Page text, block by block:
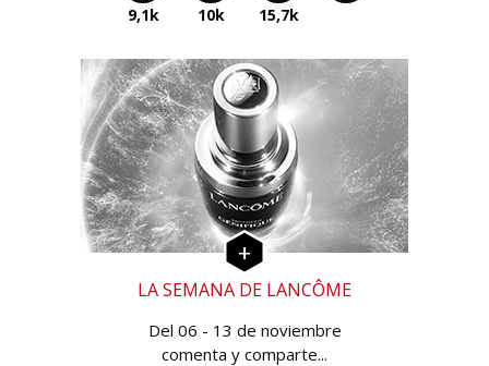
9,1k 10k 15,7k
LA SEMANA DE LANCÔME
Del 06 - 13 de noviembre
comenta y comparte...